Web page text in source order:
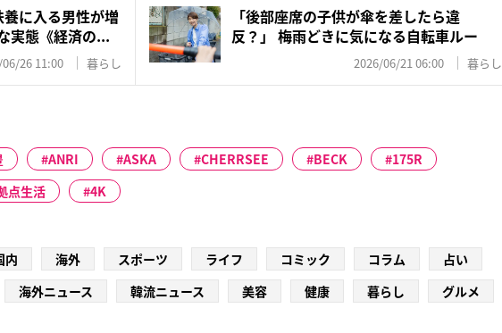
養に入る男性が増
実態《経済の...
26 11:00 暮らし
「後部座席の子供が傘を差したら違
反？」 梅雨どきに気になる自転車ルー
2026/06/21 06:00 暮らし
ANRI ASKA CHERRSEE BECK
175R
点生活 4K
内 海外 スポーツ ライフ コミック コラム
占い
海外ニュース 韓流ニュース 美容 健康 暮らし グルメ